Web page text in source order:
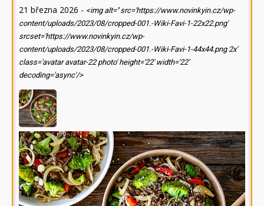
21 března 2026 - <img alt='' src='https://www.novinkyin.cz/wp-
content/uploads/2023/08/cropped-001.-Wiki-Favi-1-22x22.png'
srcset='https://www.novinkyin.cz/wp-
content/uploads/2023/08/cropped-001.-Wiki-Favi-1-44x44.png 2x'
class='avatar avatar-22 photo' height='22' width='22'
decoding='async'/>